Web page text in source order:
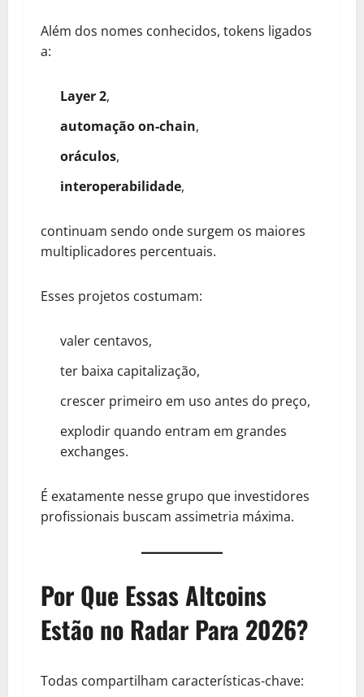
Além dos nomes conhecidos, tokens ligados
a:
Layer 2,
automação on-chain,
oráculos,
interoperabilidade,
continuam sendo onde surgem os maiores
multiplicadores percentuais.
Esses projetos costumam:
valer centavos,
ter baixa capitalização,
crescer primeiro em uso antes do preço,
explodir quando entram em grandes
exchanges.
É exatamente nesse grupo que investidores
profissionais buscam assimetria máxima.
Por Que Essas Altcoins
Estão no Radar Para 2026?
Todas compartilham características-chave: